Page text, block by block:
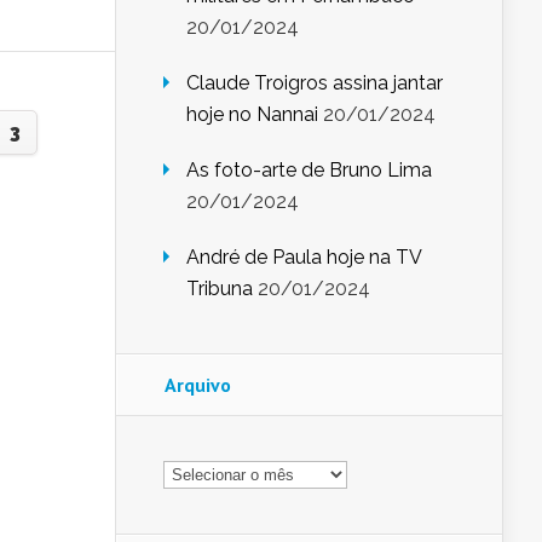
3
20/01/2024
Claude Troigros assina jantar
hoje no Nannai 20/01/2024
As foto-arte de Bruno Lima
20/01/2024
André de Paula hoje na TV
Tribuna 20/01/2024
Arquivo
Arquivo